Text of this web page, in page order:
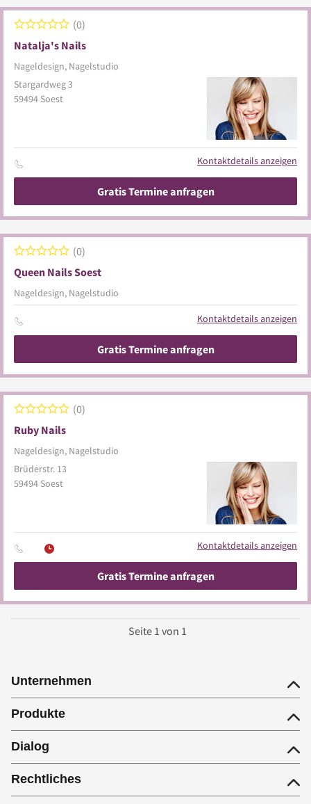
Natalja's Nails
Nageldesign, Nagelstudio
0
Stargardweg 3
59494 Soest
Kontaktdetails anzeigen
Gratis Termine anfragen
Queen Nails Soest
Nageldesign, Nagelstudio
0
Kontaktdetails anzeigen
Gratis Termine anfragen
Ruby Nails
Nageldesign, Nagelstudio
0
Brüderstr. 13
59494 Soest
Kontaktdetails anzeigen
Gratis Termine anfragen
Seite 1 von 1
Unternehmen
Produkte
Dialog
Rechtliches